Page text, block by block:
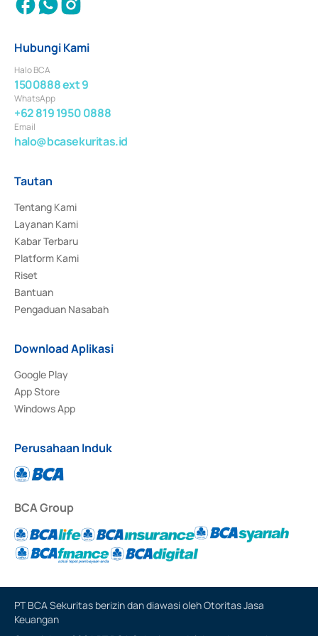
Hubungi Kami
Halo BCA
1500888 ext 9
WhatsApp
+62 819 1950 0888
Email
halo@bcasekuritas.id
Tautan
Tentang Kami
Layanan Kami
Kabar Terbaru
Platform Kami
Riset
Bantuan
Pengaduan Nasabah
Download Aplikasi
Google Play
App Store
Windows App
Perusahaan Induk
BCA Group
PT BCA Sekuritas berizin dan diawasi oleh Otoritas Jasa
Keuangan